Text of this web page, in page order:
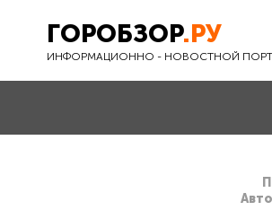
ГОРОБЗОР.РУ
ИНФОРМАЦИОННО - НОВОСТНОЙ